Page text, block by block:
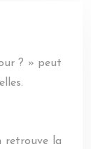
? » peut
retrouve la